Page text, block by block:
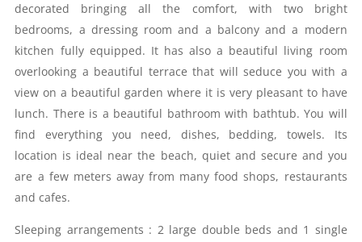
decorated bringing all the comfort, with two bright
bedrooms, a dressing room and a balcony and a modern
kitchen fully equipped. It has also a beautiful living room
overlooking a beautiful terrace that will seduce you with a
view on a beautiful garden where it is very pleasant to have
lunch. There is a beautiful bathroom with bathtub. You will
find everything you need, dishes, bedding, towels. Its
location is ideal near the beach, quiet and secure and you
are a few meters away from many food shops, restaurants
and cafes.
Sleeping arrangements : 2 large double beds and 1 single